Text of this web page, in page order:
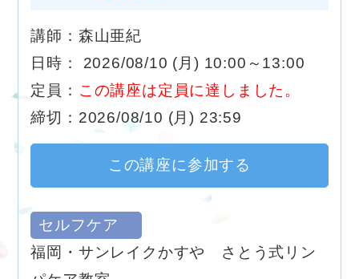
講師：森山亜紀
日時： 2026/08/10 (月) 10:00～13:00
定員： この講座は定員に達しました。
締切：2026/08/10 (月) 23:59
この講座に参加する
セルフケア
福岡・サンレイクかすや さとう式リン